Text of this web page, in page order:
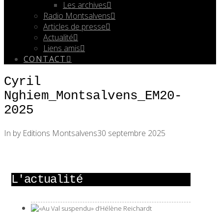
Les archives
Radio Montsalvens
Articles de presse
Actualité
Liens amis
CONTACT
Cyril
Nghiem_Montsalvens_EM20-
2025
In by Editions Montsalvens30 septembre 2025
L'actualité